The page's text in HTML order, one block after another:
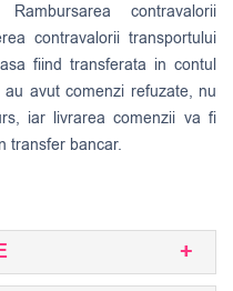
contravalorii
contravalorii transportului
fiind transferata in contul
avut comenzi refuzate, nu
iar livrarea comenzii va fi
transfer bancar.